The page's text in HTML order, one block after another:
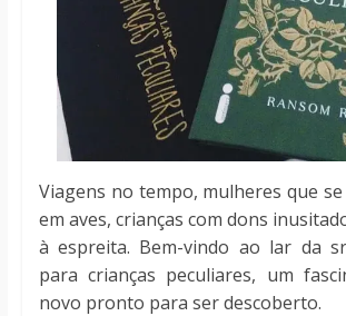
Viagens no tempo, mulheres que
em aves, crianças com dons
à espreita. Bem-vindo ao lar da
para crianças peculiares, um
novo pronto para ser descoberto.